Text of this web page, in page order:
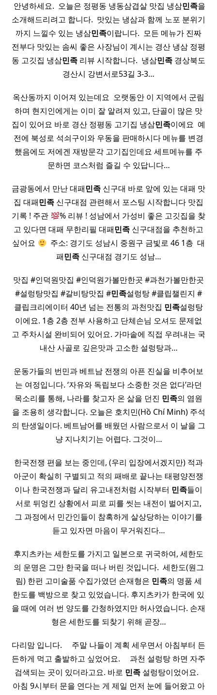
​ 안녕하세요. ​ 오늘은 정평동 냉동삼겹살 맛집 냉삼민족을
소개해드리려고 합니다. ​ 맛있는 냉삼과 함께 노포 분위기
까지 느낄수 있는 냉삼민족이랍니다. ​ 모든 메뉴가 진짜
전부다 맛있는 솜씨 좋은 사장님이 계시는 경산 냉삼 정평
동 고깃집 냉삼민족 리뷰 시작합니다. ​ 냉삼민족 경상북도
경산시 강변서로53길 3-3…
옥산동까지 이어져 있는데요 ​ 오랫동안 이 지역에서 군림
하며 현지인에게는 이미 잘 알려져 있고, 단골이 많은 맛
집이 있어요 바로 경산 정평동 고기집 냉삼민족이에요 ​ 예
전에 북성로 석쇠구이와 우동을 판매하시다 메뉴를 변경
했음에도 저에겐 재방문각 고기집인데요 세트메뉴를 주
문하면 코스처럼 즐길 수 있답니다…
금광동에서 만난 대패민족 신구대 바로 앞에 있는 대패 맛
집 대패민족 신구대점 관련해서 포스팅 시작합니다 맛집
기록 ! 주관
% 리뷰 ! 성남에서 가성비 좋은 고깃집을 찾
고 있다면 대패 무한리필 대패민족 신구대점을 추천하고
싶어요
​ 주소: 경기도 성남시 중원구 금빛로 46 1층 ​ 대
패민족신구대점 경기도 성남…
맛집 #인덕원맛집 #인덕원가볼만한곳 #과천가볼만한곳
#설렁탕맛집 #갈비탕맛집 #민족설렁탕 #클립챌린지 #
클립크리에이터 40년 넘는 전통의 과천맛집 민족설렁탕
이에요. 1층 2층 전부 사용하고 단체손님 오셔도 문제없
고 주차시설 완비되어 있어요. 가마솥에 직접 우려내는 국
내산 사골로 깊은맛과 고소한 설렁탕과…
운동가들의 번민과 베트남 전쟁의 아픈 진실을 비추어보
는 여정입니다. ‘자유와 독립보다 소중한 것은 없다’라던
목소리를 통해, 나라를 찾고자 온 삶을 던진 민족의 염원
을 조용히 생각합니다. 오늘은 호치민(Hồ Chí Minh) 주석
의 탄생일이다. 베트남어를 배웠던 사람으로서 이 날을 그
냥 지나치기는 어렵다. 그것이…
한국전쟁 편을 보는 중인데, (우리 입장에서겠지만) 적과
아군이 확실히 구별되고 적의 패배로 끝나는 태평양전쟁
이나 한국전쟁과 달리 유고내전처럼 시작부터 민족들이
서로 뒤엉킨 상황에서 피로 피를 씻는 내전이 벌어지고,
그 과정에서 민간인들이 참혹하게 살상당하는 이야기를
듣고 있자면 마음이 무거워진다…
후지츠카는 세한도를 가지고 일본으로 귀국하여, 세한도
의 운명은 그만 한국을 떠나 버린 것입니다. ​ 세한도(원그
림) 한펀 고미술품 수집가였던 손재형은 민족의 명품 세
한도를 백방으로 찾고 있었습니다. 후지츠카가 한국에 있
을 때에 여러 번 양도를 간청하였지만 허사였습니다. 손재
형은 세한도를 되찾기 위해 곧장…
다리맘 입니다. ​ ​ ​ ​ 주말 나들이 계획 세우면서 아침부터 든
든하게 먹고 출발하고 싶었어요. ​ ​ ​ ​ 과천 설렁탕 하면 자주
검색되는 곳이 있더라고요. 바로 민족 설렁탕이었어요. ​ ​
아침 9시부터 문을 연다는 게 제일 먼저 눈에 들어왔고 아